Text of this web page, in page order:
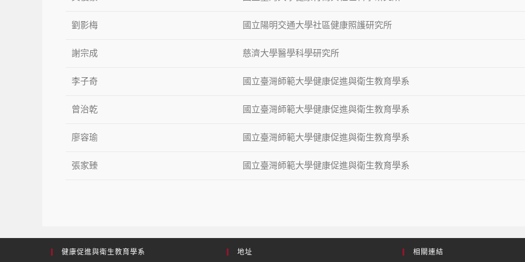
劉影梅 國立陽明交通大學社區健康照護研究所
謝宗成 慈濟大學醫學科學研究所
李子奇 國立臺灣師範大學健康促進與衛生教育學系
曾治乾 國立臺灣師範大學健康促進與衛生教育學系
廖容瑜 國立臺灣師範大學健康促進與衛生教育學系
張家臻 國立臺灣師範大學健康促進與衛生教育學系
健康促進與衛生教育學系 地址 相關連結